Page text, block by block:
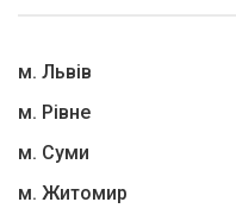
м. Львів
м. Рівне
м. Суми
м. Житомир